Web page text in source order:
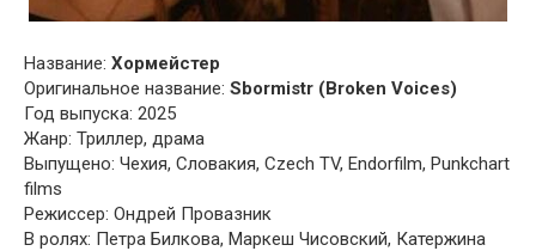
Название: Хормейстер
Оригинальное название: Sbormistr (Broken Voices)
Год выпуска: 2025
Жанр: Триллер, драма
Выпущено: Чехия, Словакия, Czech TV, Endorfilm, Punkchart
films
Режиссер: Ондрей Провазник
В ролях: Петра Билкова, Маркеш Чисовский, Катержина